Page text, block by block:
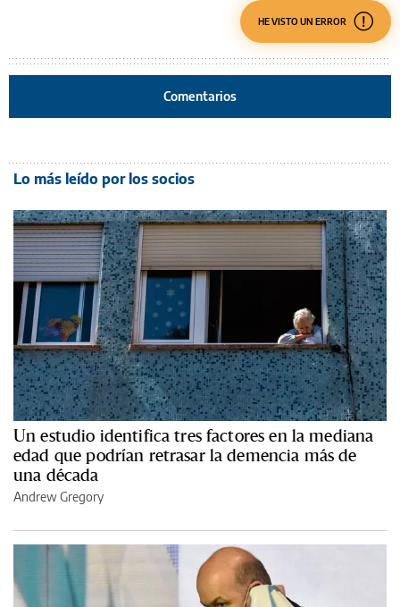
HE VISTO UN ERROR
Comentarios
Lo más leído por los socios
Un estudio identifica tres factores en la mediana
edad que podrían retrasar la demencia más de
una década
Andrew Gregory